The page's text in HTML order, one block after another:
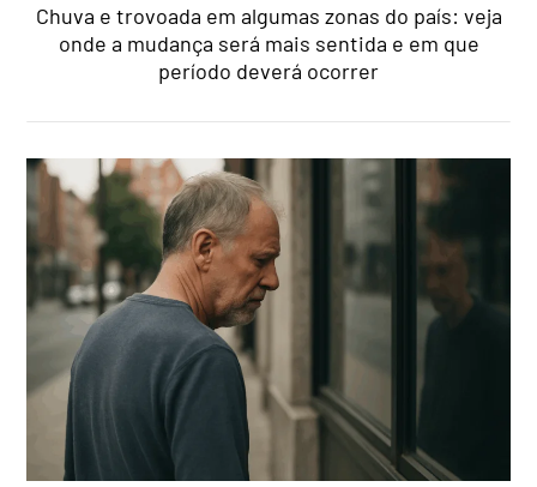
Chuva e trovoada em algumas zonas do país: veja
onde a mudança será mais sentida e em que
período deverá ocorrer